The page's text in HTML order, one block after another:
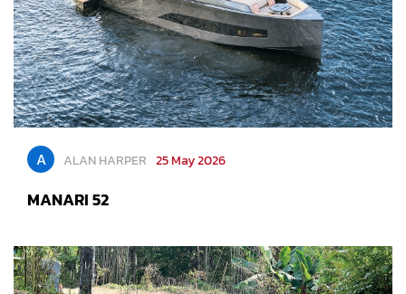
A ALAN HARPER 25 May 2026
MANARI 52